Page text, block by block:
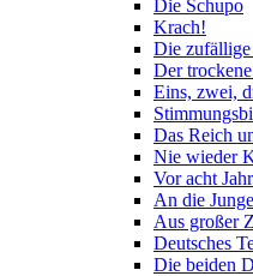
Die Schupo
Krach!
Die
Der
Eins, zwei,
Das Reich
Nie wieder
Vor acht
An die
Aus großer
Deutsches
Die beiden